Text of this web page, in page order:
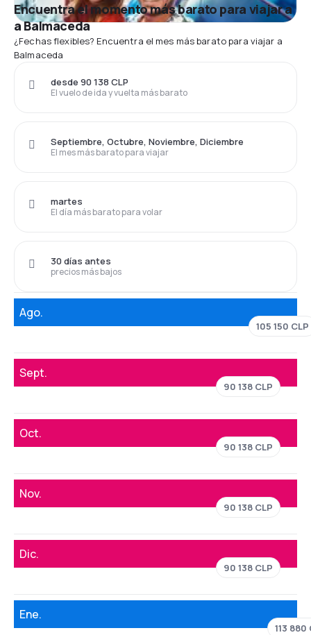
Encuentra el momento más barato para viajar a
a Balmaceda
¿Fechas flexibles? Encuentra el mes más barato para viajar a
Balmaceda
El vuelo de ida y vuelta más barato
desde 90 138 CLP
El mes más barato para viajar
Septiembre, Octubre, Noviembre, Diciembre
El día más barato para volar
martes
precios más bajos
30 días antes
Ago.
105 150 CLP
Sept.
90 138 CLP
Oct.
90 138 CLP
Nov.
90 138 CLP
Dic.
90 138 CLP
Ene.
113 880